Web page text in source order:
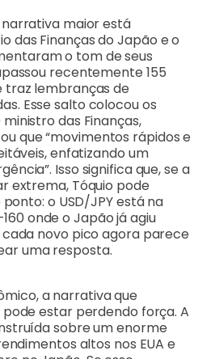
maior está
das Finanças do Japão e o
o tom de seus
recentemente 155
traz lembranças de
Esse salto colocou os
das Finanças,
que “movimentos rápidos e
enfatizando um
Isso significa que, se a
extrema, Tóquio pode
o USD/JPY está na
onde o Japão já agiu
cada novo pico agora parece
uma resposta.
a narrativa que
estar perdendo força. A
sobre um enorme
altos nos EUA e